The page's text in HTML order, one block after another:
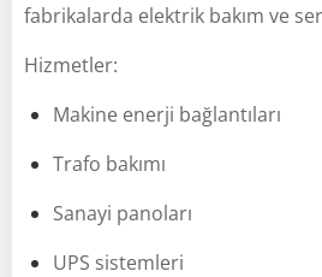
fabrikalarda elektrik bakım ve
Hizmetler:
Makine enerji bağlantıları
Trafo bakımı
Sanayi panoları
UPS sistemleri